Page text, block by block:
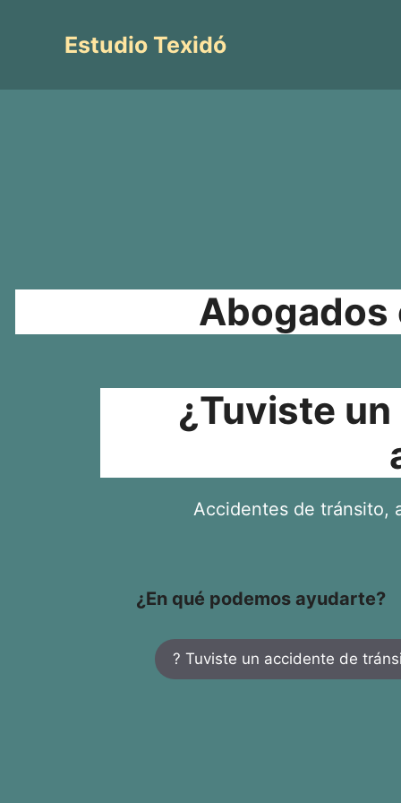
contenidoEstudio Texidó
Abogados
¿Tuviste
Accidentes de tránsito,
¿En qué podemos ayudarte?
? Tuviste un accidente de